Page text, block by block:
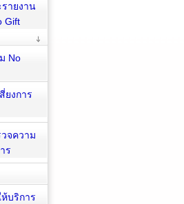
ายงาน
Gift
No
ยงการ
จความ
ร
บริการ